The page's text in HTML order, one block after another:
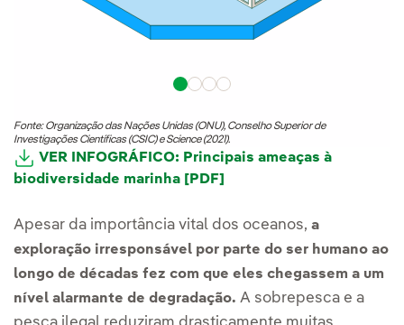
Fonte: Organização das Nações Unidas (ONU), Conselho Superior de
Investigações Científicas (CSIC) e Science (2021).
VER INFOGRÁFICO: Principais ameaças à
biodiversidade marinha [PDF]
Apesar da importância vital dos oceanos, a
exploração irresponsável por parte do ser humano ao
longo de décadas fez com que eles chegassem a um
nível alarmante de degradação. A sobrepesca e a